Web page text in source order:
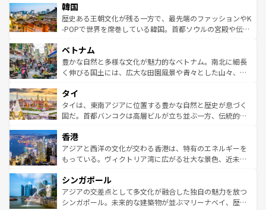
ワイを、存分に味わってほしい。 なお、新着のハワイ情報
はコンテンツ一覧を参照してほしい。
いる。アクティビティも充実しており、サーフィンやダイ
ビング、ハイキングなど、アウトドア好きにはたまらな
い。オーストラリアの多彩な魅力を存分に味わいつくそ
参照してほしい。
ン）、静ひつな山岳地帯である台湾東部など、都市の喧騒
と山間の静けさが共存しており、訪れる人に新しい発見と
驚きをもたらしてくれる。また、奥深い台湾の食文化も魅
容にもいいと評判のスイーツなど、バラエティ豊かな料理
が味わえる。 なお、新着の台湾情報は コンテンツ一覧を参
照してほしい。
韓国
歴史ある王朝文化が残る一方で、最先端のファッションやK
-POPで世界を席巻している韓国。首都ソウルの宮殿や伝統
き、地方に足を延ばせば四季折々の自然美を楽しむことが
できる。そして、キムチや焼肉、絶品のストリートフード
まで、さまざまな韓国料理が待っている。夜には、韓国な
リティに包まれながら、韓国の多彩な魅力を心ゆくまで味
わってみてほしい。 なお、新着の韓国情報はコンテンツ一
覧を参照してほしい。
ベトナム
豊かな自然と多様な文化が魅力的なベトナム。南北に細長
く伸びる国土には、広大な田園風景や青々とした山々、世
急速な発展と共に伝統が息づく。ハノイの古い町並みやホ
ーチミン市のフランス統治時代の建物も、独特の雰囲気を
醸し出している。また、バラエティの豊かさとおいしさで
とつ。フォーやバインミー、ベトナムコーヒーなどは、ぜ
ひ現地で味わいたい。どの地域を訪れてもあたたかい人々
が旅行者を迎えてくれるので、きっと忘れられない旅にな
参照してほしい。
タイ
タイは、東南アジアに位置する豊かな自然と歴史が息づく
国だ。首都バンコクは高層ビルが立ち並ぶ一方、伝統的な
の活気が交差している。北部ではチェンマイなどの山岳地
帯で自然と触れ合い、南部ではプーケットやクラビの美し
いビーチでリゾート気分を楽しむことができる。タイ料理
激する。気候は一年中温暖で、どの季節にも異なる楽しみ
が待っている。親しみやすいタイの人々、仏教を中心とし
た文化、そして多様な観光資源が、訪れる旅人を魅了し続
香港
アジアと西洋の文化が交わる香港は、特有のエネルギーを
もっている。ヴィクトリア湾に広がる壮大な景色、近未来
み、どこを訪れても感動するはず。観光スポットが密集し
ており、効率よく見どころを回れるのも魅力。息をのむよ
うな絶景から文化的な体験まで、香港を存分に楽しみ尽く
シンガポール
アジアの交差点として多文化が融合した独自の魅力を放つ
シンガポール。未来的な建築物が並ぶマリーナベイ、歴史